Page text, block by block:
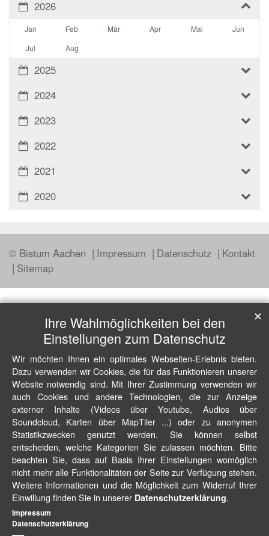
2026
Jan Feb Mär Apr Mai
Jun
Jul
Aug
2025
2024
2023
2022
2021
2020
© Bistum Aachen Impressum Datenschutz
Kontakt
Sitemap
Ihre Wahlmöglichkeiten bei den
Einstellungen zum Datenschutz
Wir möchten Ihnen ein optimales Webseiten-Erlebnis bieten.
Dazu verwenden wir Cookies, die für das Funktionieren unserer
Website notwendig sind. Mit Ihrer Zustimmung verwenden wir
auch Cookies und andere Technologien, die zur Anzeige
externer Inhalte (Videos über Youtube, Audios über
Soundcloud, Karten über MapTiler ...) oder zu anonymen
Statistikzwecken genutzt werden. Sie können selbst
entscheiden, welche Kategorien Sie zulassen möchten. Bitte
beachten Sie, dass auf Basis Ihrer Einstellungen womöglich
nicht mehr alle Funktionalitäten der Seite zur Verfügung stehen.
Weitere Informationen und die Möglichkeit zum Widerruf Ihrer
Einwillung finden Sie in unserer Datenschutzerklärung.
✕
Impressum
Datenschutzerklärung